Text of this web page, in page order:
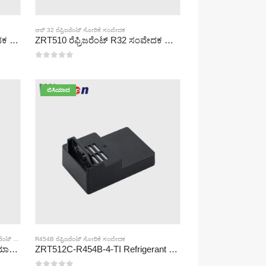
ZRT510 ರೆಫ್ರಿಜರೆಂಟ್ R290 ಸಂವೇದಕ ಮಾಡ್ಯೂಲ್-ಹೆಚ್ಚಿನ ಕಾರ್ಯಕ್ಷಮತೆಯ NDIR ರೆಫ್ರಿಜರೆಂಟ್ ಸಂವೇದಕ
ಆರ್ 32 ರೆಫ್ರಿಜರೆಂಟ್ ಸೋರಿಕೆ ಸಂವೇದಕ
ZRT510 ರೆಫ್ರಿಜರೆಂಟ್ R32 ಸಂವೇದಕ ಮಾಡ್ಯೂಲ್-ಹೆಚ್ಚಿನ ಕಾರ್ಯಕ್ಷಮತೆಯ NDIR ರೆಫ್ರಿಜರೆಂಟ್ ಸಂವೇದಕ
,R454B ರೆಫ್ರಿಜರೆಂಟ್ ಸೋರಿಕೆ ಸಂವೇದಕ
ZRT512C-B ರೆಫ್ರಿಜರೆಂಟ್ ಡಿಟೆಕ್ಷನ್ ಮಾಡ್ಯೂಲ್ | R32, R454B, R290 ಗಾಗಿ ಕಡಿಮೆ ವೋಲ್ಟೇಜ್ NDIR ಅನಿಲ ಸಂವೇದಕ
ಬಿಸಿಯಾದ
R454B ರೆಫ್ರಿಜರೆಂಟ್ ಸೋರಿಕೆ ಸಂವೇದಕ
ZRT512C-R454B-4-TI Refrigerant Sensor Module | NDIR Technology for HVAC & Industrial Safety Monitoring